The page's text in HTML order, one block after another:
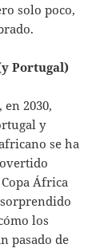
solo poco,
Portugal)
2030,
y
se ha
África
los
pasado de